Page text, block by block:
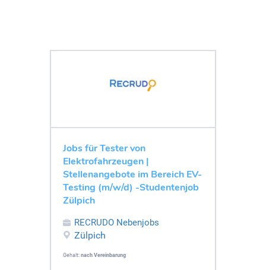
Jobs für Tester von
Elektrofahrzeugen |
Stellenangebote im Bereich EV-
Testing (m/w/d) -Studentenjob
Zülpich
RECRUDO Nebenjobs
Zülpich
Gehalt: nach Vereinbarung